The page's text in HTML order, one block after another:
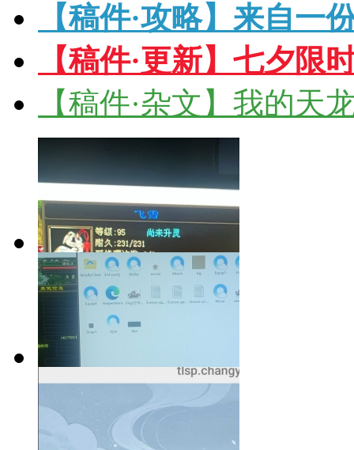
【稿件·攻略】来自一
【稿件·更新】七夕限
【稿件·杂文】我的天
小重楼
更新出